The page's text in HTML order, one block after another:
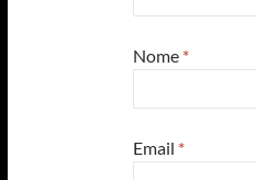
Nome *
Email *